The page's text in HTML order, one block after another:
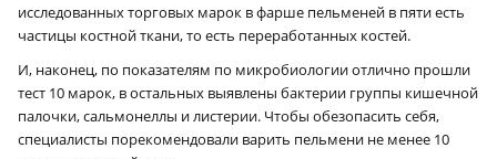
исследованных торговых марок в фарше пельменей в пяти есть
частицы костной ткани, то есть переработанных костей.
И, наконец, по показателям по микробиологии отлично прошли
тест 10 марок, в остальных выявлены бактерии группы кишечной
палочки, сальмонеллы и листерии. Чтобы обезопасить себя,
специалисты порекомендовали варить пельмени не менее 10